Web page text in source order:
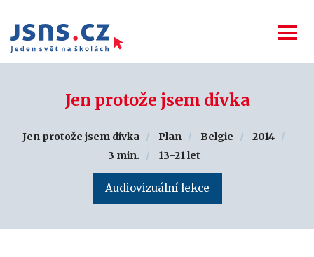
Jen protože jsem dívka
Jen protože jsem dívka Plan Belgie
2014
3 min.
13–21 let
Audiovizuální lekce